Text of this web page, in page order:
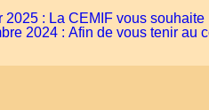
2025 : La CEMIF vous
2024 : Afin de vous tenir au